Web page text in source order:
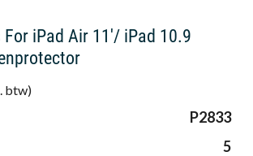
For iPad Air 11'/ iPad 10.9
btw)
P2833
5